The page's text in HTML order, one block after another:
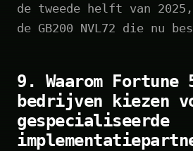
de tweede helft van
de GB200 NVL72 die nu
9. Waarom Fortune
bedrijven kiezen
gespecialiseerde